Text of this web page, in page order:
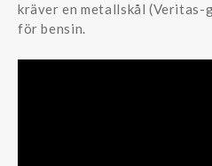
kräver en metallskål (Veritas-
för bensin.